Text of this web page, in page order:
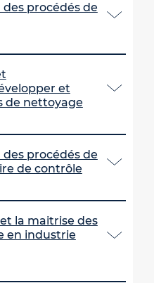
procédés de
et
de nettoyage
procédés de
de contrôle
la maitrise des
en industrie